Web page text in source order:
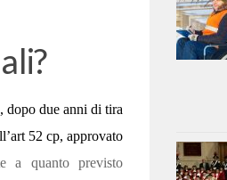
dopo due anni di tira
52 cp, approvato
a quanto previsto